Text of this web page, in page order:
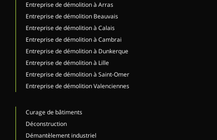
Entreprise de démolition à Arras
Entreprise de démolition Beauvais
Entreprise de démolition à Calais
Entreprise de démolition à Cambrai
Entreprise de démolition à Dunkerque
Entreprise de démolition à Lille
Entreprise de démolition à Saint-Omer
Entreprise de démolition Valenciennes
Curage de bâtiments
Déconstruction
Démantèlement industriel